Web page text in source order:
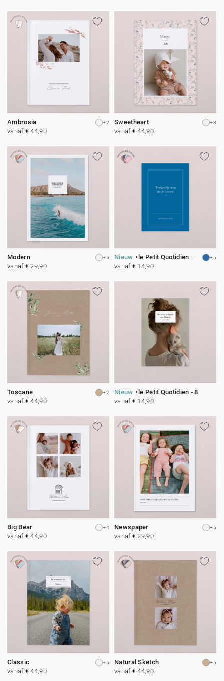
Ambrosia +2
vanaf € 44,90
Sweetheart +3
vanaf € 44,90
Modern +5
vanaf € 29,90
Nieuw le Petit Quotidien - 9 +5
vanaf € 14,90
Toscane +2
vanaf € 44,90
Nieuw
le Petit Quotidien - 8
vanaf € 14,90
Big Bear +4
vanaf € 44,90
Newspaper +5
vanaf € 29,90
Classic +5
vanaf € 44,90
Natural Sketch +5
vanaf € 44,90